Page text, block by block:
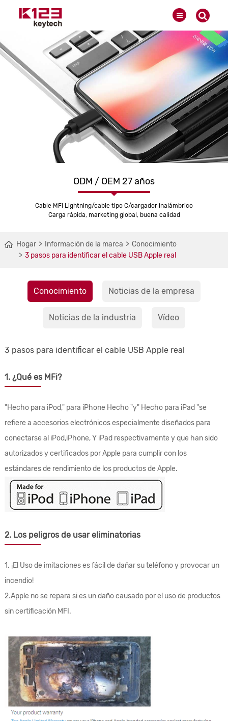
ODM / OEM 27 años
Cable MFI Lightning/cable tipo C/cargador inalámbrico
Carga rápida, marketing global, buena calidad
Hogar Información de la marca
Conocimiento
3 pasos para identificar el cable USB Apple real
Conocimiento Noticias de la empresa
Noticias de la industria Vídeo
3 pasos para identificar el cable USB Apple real
1. ¿Qué es MFi?
"Hecho para iPod," para iPhone Hecho "y" Hecho para iPad "se
refiere a accesorios electrónicos especialmente diseñados para
conectarse al iPod,iPhone, Y iPad respectivamente y que han sido
autorizados y certificados por Apple para cumplir con los
estándares de rendimiento de los productos de Apple.
2. Los peligros de usar eliminatorias
1. ¡El Uso de imitaciones es fácil de dañar su teléfono y provocar un
incendio!
2.Apple no se repara si es un daño causado por el uso de productos
sin certificación MFI.